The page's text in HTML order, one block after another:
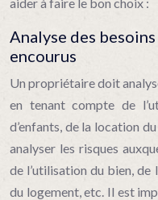
Analyse des
encourus
Un propriétaire doit
en tenant compte de
d’enfants, de la location
analyser les risques
de l’utilisation du bien, de
du logement, etc. Il est